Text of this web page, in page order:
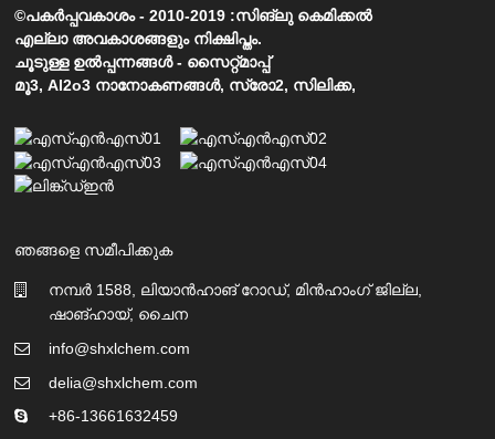
©പകർപ്പവകാശം - 2010-2019 :സിങ്ലു കെമിക്കൽ
എല്ലാ അവകാശങ്ങളും നിക്ഷിപ്തം.
ചൂടുള്ള ഉൽപ്പന്നങ്ങൾ- സൈറ്റ്മാപ്പ്
മൂ3,Al2o3 നാനോകണങ്ങൾ, സ്രോ2, സിലിക്ക,
ഞങ്ങളെ സമീപിക്കുക
നമ്പർ 1588, ലിയാൻഹാങ് റോഡ്, മിൻഹാംഗ് ജില്ല,
ഷാങ്ഹായ്, ചൈന
info@shxlchem.com
delia@shxlchem.com
+86-13661632459